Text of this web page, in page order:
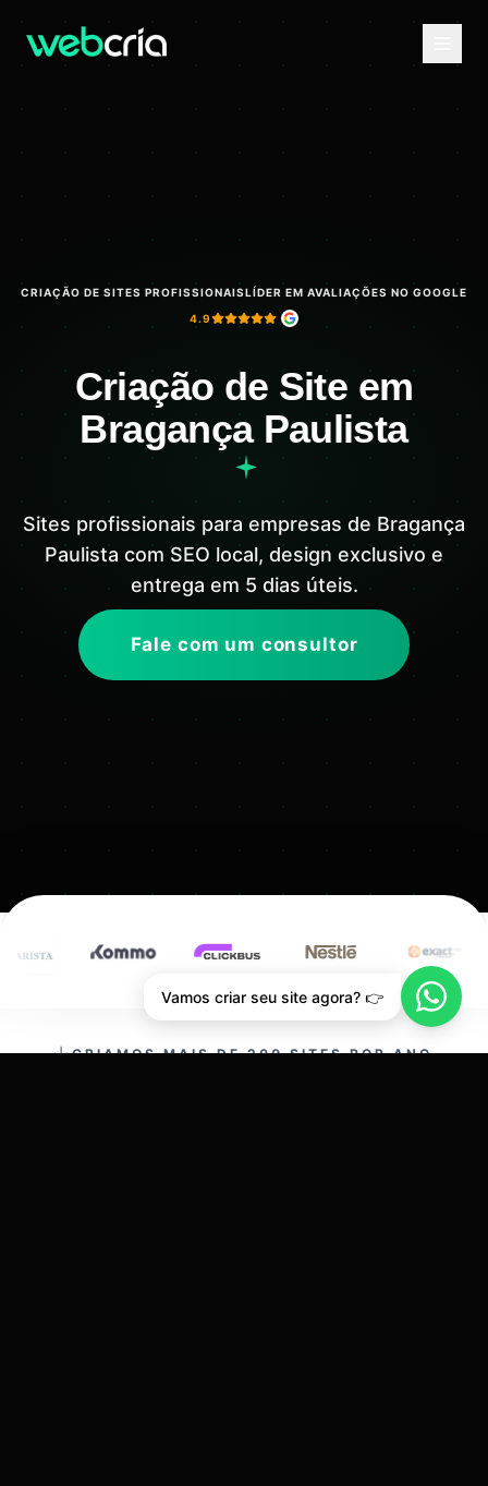
CRIAÇÃO DE SITES PROFISSIONAISLÍDER EM AVALIAÇÕES NO GOOGLE
4.9
Criação de Site em
Bragança Paulista
Sites profissionais para empresas de Bragança
Paulista com SEO local, design exclusivo e
entrega em 5 dias úteis.
Fale com um consultor
CRIAMOS MAIS DE 200 SITES POR ANO.
Vamos criar seu site agora? 👉